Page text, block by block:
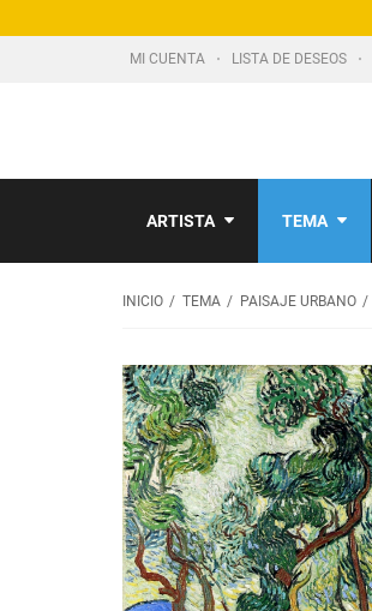
MI CUENTA LISTA DE DESEOS
ARTISTA TEMA
INICIO TEMA PAISAJE URBANO